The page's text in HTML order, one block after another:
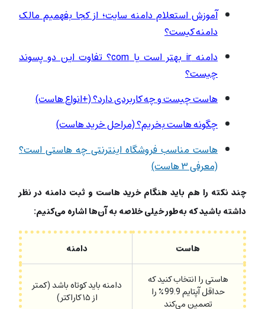
آموزش استعلام دامنه سایت؛ از کجا بفهمیم مالک
دامنه کیست؟
دامنه ir بهتر است یا com؟ تفاوت این دو پسوند
چیست؟
هاست چیست و چه کاربردی دارد؟ (+انواع هاست)
چگونه هاست بخریم؟ (مراحل خرید هاست)
هاست مناسب فروشگاه اینترنتی چه هاستی است؟
(معرفی ۳ هاست)
چند نکته را هم باید هنگام خرید هاست و ثبت دامنه در نظر
داشته باشید که به‌طور خیلی خلاصه به آن‌ها اشاره می‌کنیم:
هاست
دامنه
هاستی را انتخاب کنید که
حداقل آپتایم 99.9٪ را
تصمین می‌کند
دامنه باید کوتاه باشد (کمتر
از ۱۵ کاراکتر)